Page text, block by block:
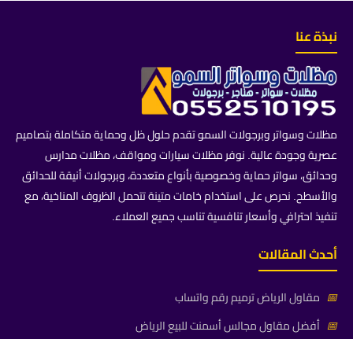
نبذة عنا
مظلات وسواتر وبرجولات السمو تقدم حلول ظل وحماية متكاملة بتصاميم
عصرية وجودة عالية. نوفر مظلات سيارات ومواقف، مظلات مدارس
وحدائق، سواتر حماية وخصوصية بأنواع متعددة، وبرجولات أنيقة للحدائق
والأسطح. نحرص على استخدام خامات متينة تتحمل الظروف المناخية، مع
تنفيذ احترافي وأسعار تنافسية تناسب جميع العملاء.
أحدث المقالات
📅 مقاول الرياض ترميم رقم واتساب
📅 أفضل مقاول مجالس أسمنت للبيع الرياض